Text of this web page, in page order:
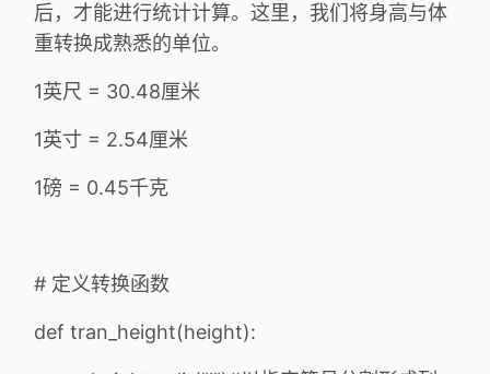
后，才能进行统计计算。这里，我们将身高与体
重转换成熟悉的单位。
1英尺 = 30.48厘米
1英寸 = 2.54厘米
1磅 = 0.45千克
# 定义转换函数
def tran_height(height):